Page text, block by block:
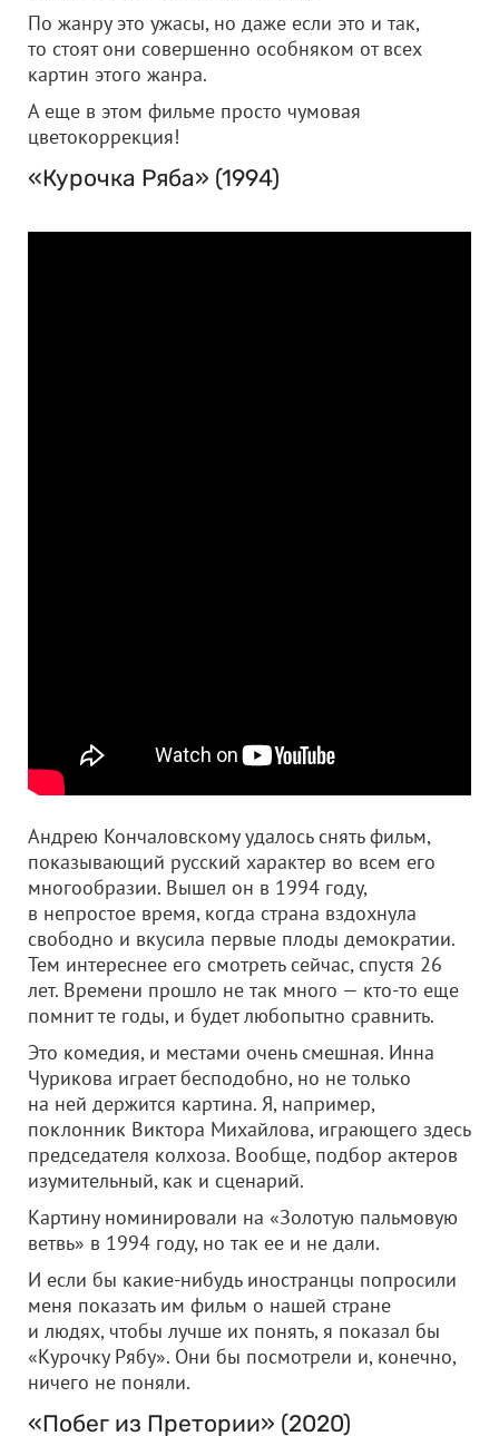
По жанру это ужасы, но даже если это и так,
то стоят они совершенно особняком от всех
картин этого жанра.
А еще в этом фильме просто чумовая
цветокоррекция!
«Курочка Ряба» (1994)
Андрею Кончаловскому удалось снять фильм,
показывающий русский характер во всем его
многообразии. Вышел он в 1994 году,
в непростое время, когда страна вздохнула
свободно и вкусила первые плоды демократии.
Тем интереснее его смотреть сейчас, спустя 26
лет. Времени прошло не так много — кто-то еще
помнит те годы, и будет любопытно сравнить.
Это комедия, и местами очень смешная. Инна
Чурикова играет бесподобно, но не только
на ней держится картина. Я, например,
поклонник Виктора Михайлова, играющего здесь
председателя колхоза. Вообще, подбор актеров
изумительный, как и сценарий.
Картину номинировали на «Золотую пальмовую
ветвь» в 1994 году, но так ее и не дали.
И если бы какие-нибудь иностранцы попросили
меня показать им фильм о нашей стране
и людях, чтобы лучше их понять, я показал бы
«Курочку Рябу». Они бы посмотрели и, конечно,
ничего не поняли.
«Побег из Претории» (2020)